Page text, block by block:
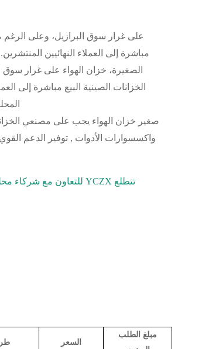
على غرار سوق البرازيل، وعلى الرغم
الصغيرة، خزان الهواء على غرار سوق
صغير خزان الهواء يجب على مصنعي
واكسسوارات الأدوات , توفير الدعم
تتطلع YCZX للتعاون مع شركاء محليين موثوقين لكي تتمكن في النهاية من الحصول على موطئ قدم في هذا السوق الواعد
مبلغ الطلب
السعر